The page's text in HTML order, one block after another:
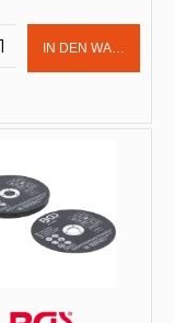
Anzahl:
IN DEN